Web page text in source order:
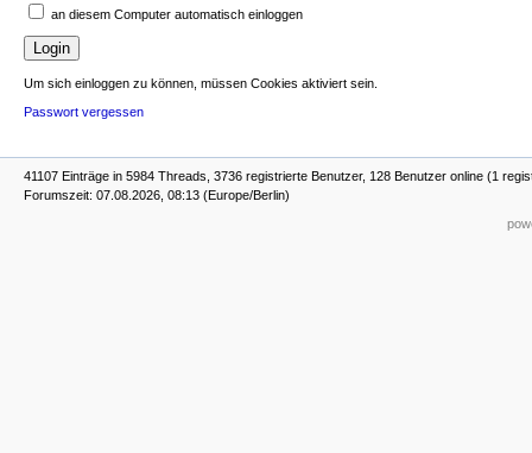
an diesem Computer automatisch einloggen
Um sich einloggen zu können, müssen Cookies aktiviert sein.
Passwort vergessen
41107 Einträge in 5984 Threads, 3736 registrierte Benutzer, 128 Benutzer online (1
Forumszeit: 07.08.2026, 08:13 (Europe/Berlin)